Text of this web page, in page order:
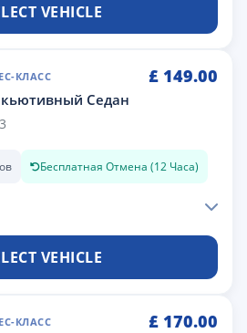
VEHICLE
КЛАСС £ 149.00
Седан
3
Бесплатная Отмена (12 Часа)
VEHICLE
КЛАСС £ 170.00